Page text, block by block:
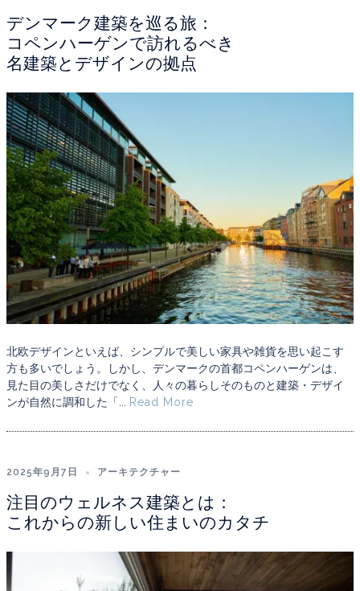
デンマーク建築を巡る旅：
コペンハーゲンで訪れるべき
名建築とデザインの拠点
北欧デザインといえば、シンプルで美しい家具や雑貨を思い起こす
方も多いでしょう。しかし、デンマークの首都コペンハーゲンは、
見た目の美しさだけでなく、人々の暮らしそのものと建築・デザイ
ンが自然に調和した「... Read More
2025年9月7日 アーキテクチャー
注目のウェルネス建築とは：
これからの新しい住まいのカタチ